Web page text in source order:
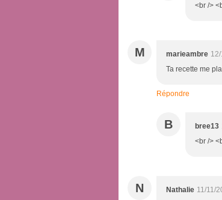
<br />
M marieambre
Ta recette me
Répondre
B bree13
<br />
N Nathalie 11/11/